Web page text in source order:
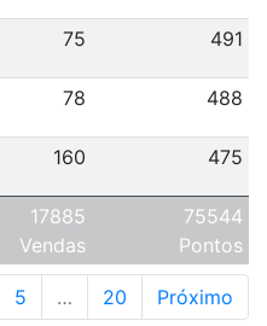
75 491
78 488
160 475
17885
Vendas
75544
Pontos
5 … 20 Próximo